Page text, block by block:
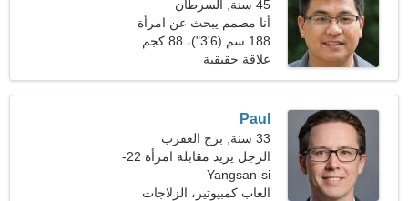
45 سنة, السرطان
أنا مصمم يبحث عن امرأة
ودودة
188 سم (6'3")، 88 كجم
(194 رطلا)
علاقة حقيقية
Paul
33 سنة, برج العقرب
الرجل يريد مقابلة امرأة 22-
30
Yangsan-si
العاب كمبيوتير، الزلاجات